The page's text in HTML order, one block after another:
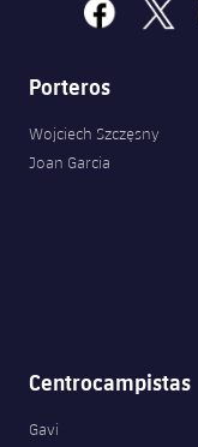
facebook
x
Porteros
Wojciech Szczęsny
Joan Garcia
Centrocampistas
Gavi